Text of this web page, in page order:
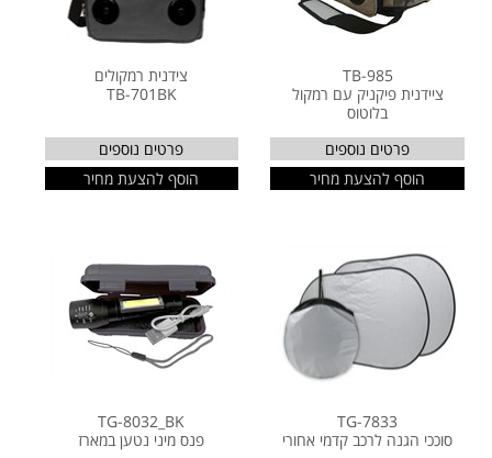
TB-985
ציידנית פיקניק עם רמקול
בלוטוס
פרטים נוספים
הוסף להצעת מחיר
צידנית רמקולים
TB-701BK
פרטים נוספים
הוסף להצעת מחיר
TG-7833
סוככי הגנה לרכב קדמי אחורי
TG-8032_BK
פנס מיני נטען במארז